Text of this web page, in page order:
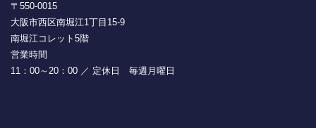
〒550-0015
大阪市西区南堀江1丁目15-9
南堀江コレット5階
営業時間
11：00～20：00 ／ 定休日 毎週月曜日